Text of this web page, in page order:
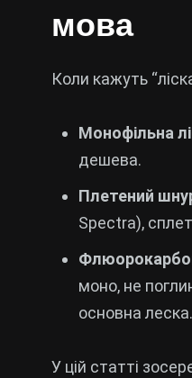
мова
Коли кажуть
Монофільна
дешева.
Плетений
Spectra),
моно, не
основна леска.
У цій статті